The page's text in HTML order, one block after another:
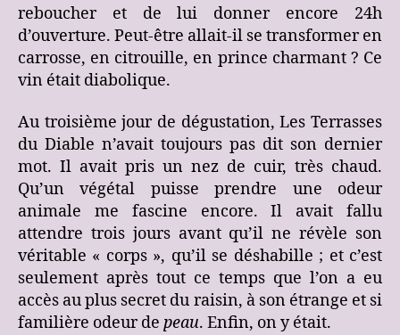
reboucher et de lui donner encore 24h
d’ouverture. Peut-être allait-il se transformer en
carrosse, en citrouille, en prince charmant ? Ce
vin était diabolique.
Au troisième jour de dégustation, Les Terrasses
du Diable n’avait toujours pas dit son dernier
mot. Il avait pris un nez de cuir, très chaud.
Qu’un végétal puisse prendre une odeur
animale me fascine encore. Il avait fallu
attendre trois jours avant qu’il ne révèle son
véritable « corps », qu’il se déshabille ; et c’est
seulement après tout ce temps que l’on a eu
accès au plus secret du raisin, à son étrange et si
familière odeur de peau. Enfin, on y était.